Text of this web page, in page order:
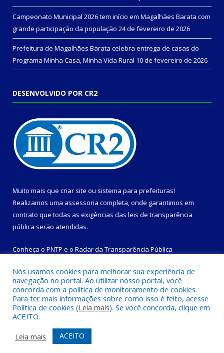
Campeonato Municipal 2026 tem início em Magalhães Barata com
grande participação da população 24 de fevereiro de 2026
Prefeitura de Magalhães Barata celebra entrega de casas do
Programa Minha Casa, Minha Vida Rural 10 de fevereiro de 2026
DESENVOLVIDO POR CR2
Muito mais que criar site ou sistema para prefeituras!
Realizamos uma assessoria completa, onde garantimos em
contrato que todas as exigências das leis de transparência
pública serão atendidas.
Conheça o PNTP e o Radar da Transparência Pública
Todos os direitos reservados a Prefeitura Municipal de
Magalhães Barata.
Mapa do Site
Acessar Área Administrativa
Acessar Webmail
Nós usamos cookies para melhorar sua experiência de
navegação no portal. Ao utilizar nosso portal, você
concorda com a política de monitoramento de cookies.
Para ter mais informações sobre como isso é feito, acesse
Política de cookies (Leia mais). Se você concorda, clique em
ACEITO.
Leia mais
ACEITO